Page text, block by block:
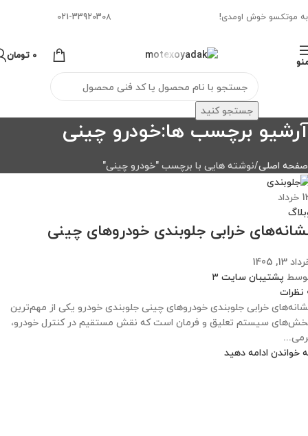
به موتکسو خوش اومدی! 021-33920308
0 تومان
جستجو کنید
آرشیو برچسب ها:خودرو چینی
صفحه اصلی نوشته هایی با برچسب "خودرو چینی"
خرداد
خرابی جلوبندی خودروهای چینی
13, 1405
پشتیبان سایت ۳
نظرات
خرابی جلوبندی خودروهای چینی جلوبندی خودرو یکی از مهم‌ترین
سیستم تعلیق و فرمان است که نقش مستقیم در کنترل خودرو،
خواندن ادامه دهید